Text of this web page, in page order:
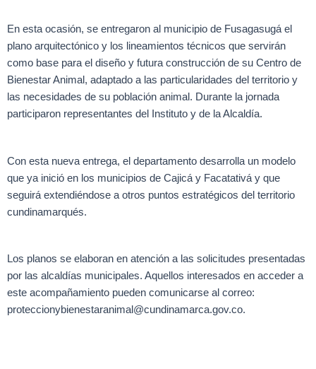
En esta ocasión, se entregaron al municipio de Fusagasugá el
plano arquitectónico y los lineamientos técnicos que servirán
como base para el diseño y futura construcción de su Centro de
Bienestar Animal, adaptado a las particularidades del territorio y
las necesidades de su población animal. Durante la jornada
participaron representantes del Instituto y de la Alcaldía.
Con esta nueva entrega, el departamento desarrolla un modelo
que ya inició en los municipios de Cajicá y Facatativá y que
seguirá extendiéndose a otros puntos estratégicos del territorio
cundinamarqués.
Los planos se elaboran en atención a las solicitudes presentadas
por las alcaldías municipales. Aquellos interesados en acceder a
este acompañamiento pueden comunicarse al correo:
proteccionybienestaranimal@cundinamarca.gov.co.